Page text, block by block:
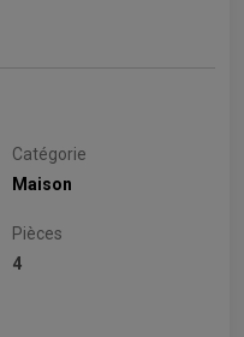
Catégorie
Maison
Pièces
4